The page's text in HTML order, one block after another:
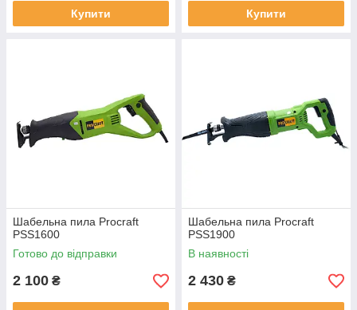
Купити Купити
Шабельна пила Procraft
PSS1600
Готово до відправки
2 100 ₴
Шабельна пила Procraft
PSS1900
В наявності
2 430 ₴